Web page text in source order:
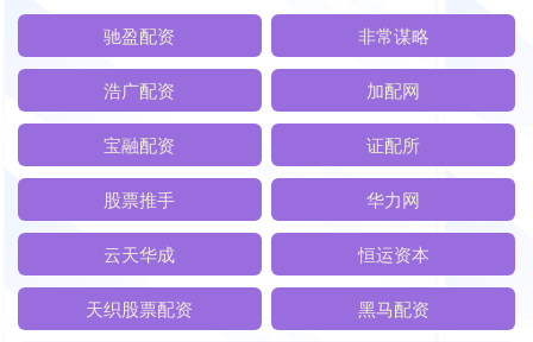
驰盈配资 非常谋略
浩广配资 加配网
宝融配资 证配所
股票推手 华力网
云天华成 恒运资本
天织股票配资 黑马配资